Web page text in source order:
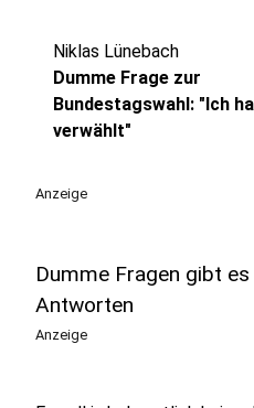
Niklas Lünebach
Dumme Frage zur
Bundestagswahl: "Ich
verwählt"
Anzeige
Dumme Fragen gibt
Antworten
Anzeige